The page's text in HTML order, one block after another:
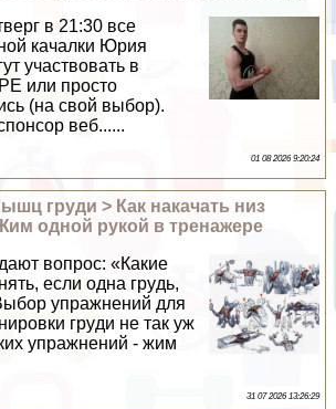
в 21:30 все
качалки Юрия
участвовать в
или просто
(на свой выбор).
веб......
01 08 2026 9:20:24
гpyди > Как накачать низ
одной рукой в тренажере
вопрос: «Какие
если одна гpyдь,
упражнений для
гpyди не так уж
упражнений - жим
31 07 2026 13:26:29